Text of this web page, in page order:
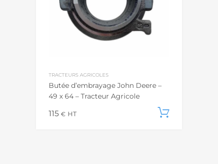
TRACTEURS AGRICOLES
Butée d’embrayage John Deere –
49 x 64 – Tracteur Agricole
115 € HT